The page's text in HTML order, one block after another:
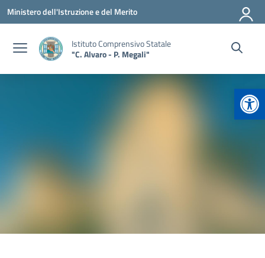
Vai ai contenuti
Vai al menu di navigazione
Vai al footer
Ministero dell'Istruzione e del Merito
Istituto Comprensivo Statale
"C. Alvaro - P. Megali"